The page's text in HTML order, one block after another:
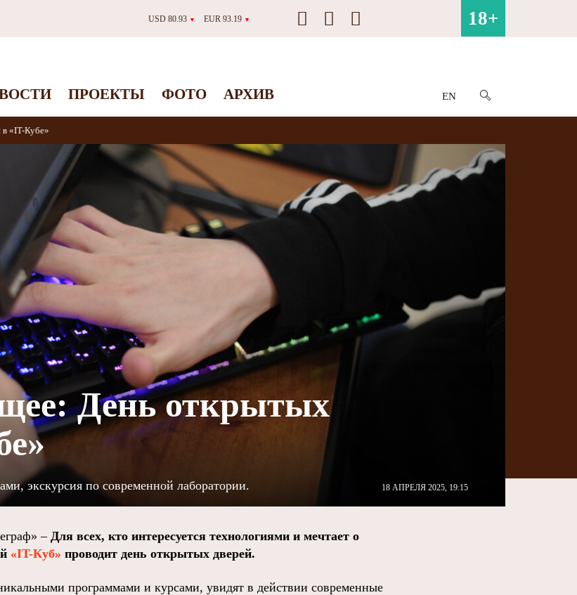
USD 80.93 ▼ EUR 93.19 ▼ 18+
ПРОЕКТЫ ФОТО АРХИВ EN
«IT-Кубе»
День открытых
18 АПРЕЛЯ 2025, 19:15
экскурсия по современной лаборатории.
– Для всех, кто интересуется технологиями и мечтает о
«IT-Куб» проводит день открытых дверей.
программами и курсами, увидят в действии современные